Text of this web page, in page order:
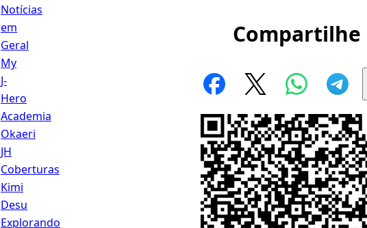
Notícias
em
Geral
My
J-
Hero
Academia
Okaeri
JH
Coberturas
Kimi
Desu
Explorando
Compartilhe